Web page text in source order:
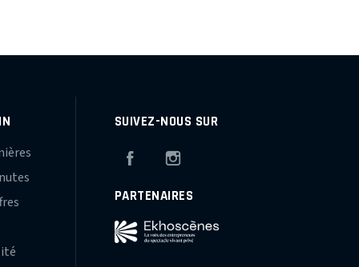
SUIVEZ-NOUS SUR
Facebook
PARTENAIRES